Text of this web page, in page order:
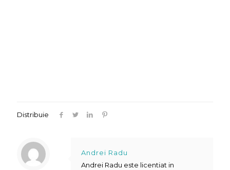
Distribuie
Andrei Radu
Andrei Radu este licentiat in